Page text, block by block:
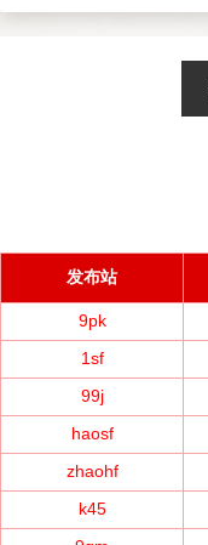
发布站
9pk
1sf
99j
haosf
zhaohf
k45